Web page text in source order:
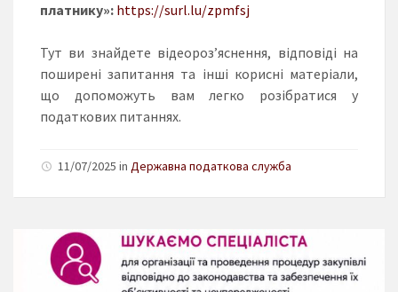
платнику»: https://surl.lu/zpmfsj
Тут ви знайдете відеороз’яснення, відповіді на
поширені запитання та інші корисні матеріали,
що допоможуть вам легко розібратися у
податкових питаннях.
11/07/2025 in Державна податкова служба